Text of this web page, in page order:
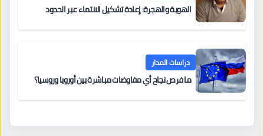
الهوية والهجرة: إعادة تشكيل الانتماء عبر الحدود
دراسات المدار
ما فرص نجاح أي مفاوضات مباشرة بين أوروبا وروسيا؟